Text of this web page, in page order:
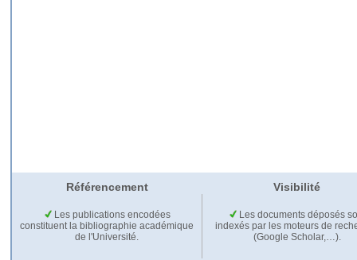
Référencement Visibilité
Les publications encodées
constituent la bibliographie académique
de l'Université.
Les documents déposés
indexés par les moteurs de
(Google Scholar,…).